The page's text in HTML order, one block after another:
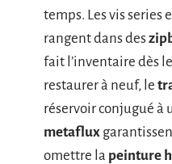
temps. Les vis series
rangent dans des
fait l’inventaire dès
restaurer à neuf, le
réservoir conjugué à
metaflux
omettre la peinture